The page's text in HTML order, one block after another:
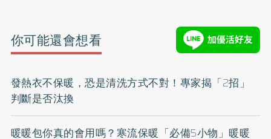
你可能還會想看
發熱衣不保暖，恐是清洗方式不對！專家揭「2招」
判斷是否汰換
暖暖包你真的會用嗎？寒流保暖「必備5小物」暖暖